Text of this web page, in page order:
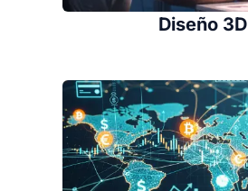
Diseño 3D